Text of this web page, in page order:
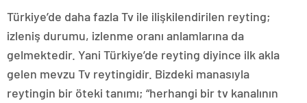
Türkiye’de daha fazla Tv ile ilişkilendirilen reyting;
izleniş durumu, izlenme oranı anlamlarına da
gelmektedir. Yani Türkiye’de reyting diyince ilk akla
gelen mevzu Tv reytingidir. Bizdeki manasıyla
reytingin bir öteki tanımı; “herhangi bir tv kanalının